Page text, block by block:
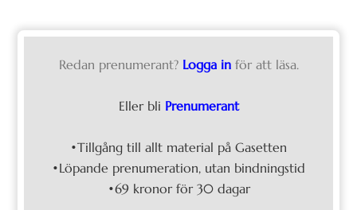
Redan prenumerant? Logga in för att läsa.
Eller bli Prenumerant
•Tillgång till allt material på Gasetten
•Löpande prenumeration, utan bindningstid
•69 kronor för 30 dagar